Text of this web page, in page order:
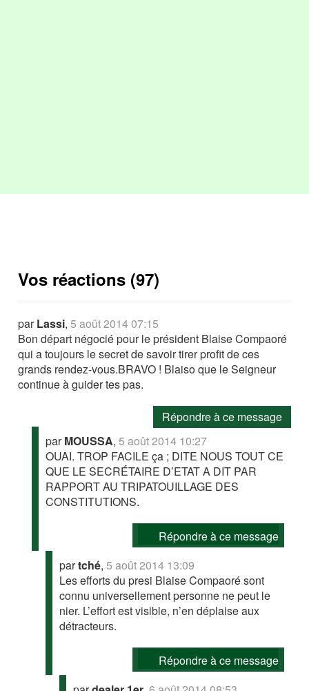
Vos réactions (97)
parLassi,5 août 2014 07:15
Bon départ négocié pour le président Blaise Compaoré
qui a toujours le secret de savoir tirer profit de ces
grands rendez-vous.BRAVO ! Blaiso que le Seigneur
continue à guider tes pas.
Répondre à ce message
parMOUSSA,5 août 2014 10:27
OUAI. TROP FACILE ça ; DITE NOUS TOUT CE
QUE LE SECRÉTAIRE D’ETAT A DIT PAR
RAPPORT AU TRIPATOUILLAGE DES
CONSTITUTIONS.
Répondre à ce message
partché,5 août 2014 13:09
Les efforts du presi Blaise Compaoré sont
connu universellement personne ne peut le
nier. L’effort est visible, n’en déplaise aux
détracteurs.
Répondre à ce message